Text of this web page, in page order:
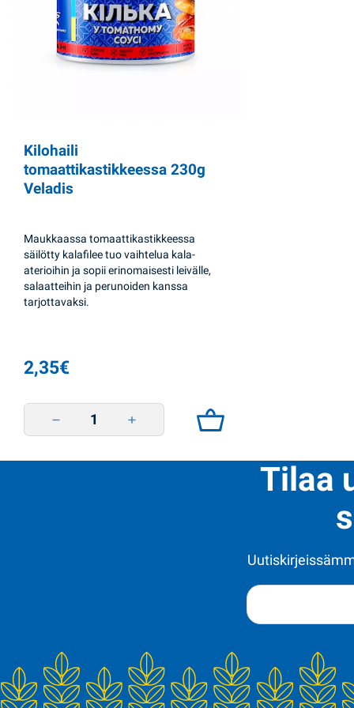
Kilohaili
tomaattikastikkeessa 230g
Veladis
Maukkaassa tomaattikastikkeessa
säilötty kalafilee tuo vaihtelua kala-
aterioihin ja sopii erinomaisesti leivälle,
salaatteihin ja perunoiden kanssa
tarjottavaksi.
2,35€
Kilohaili tomaattikastikkeessa 230g Veladis quantity
Tilaa